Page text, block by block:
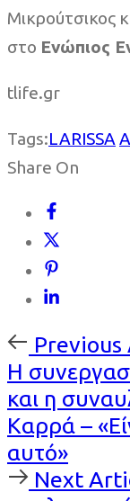
Μικρούτσικος
στο Ενώπιος
tlife.gr
Tags:LARISSA
Share On
Previous
Article
Η
και η
Καρρά –
αυτό»
NextNext